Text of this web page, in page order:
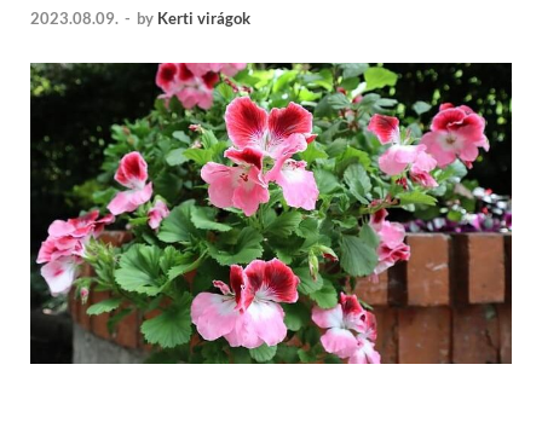
2023.08.09. - by Kerti virágok